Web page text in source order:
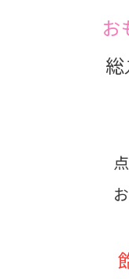
お
総